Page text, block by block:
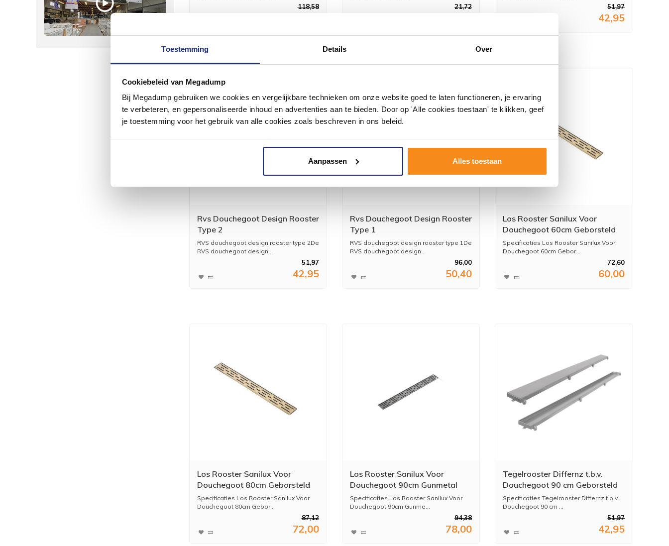
Toestemming Details Over
Cookiebeleid van Megadump
Bij Megadump gebruiken we cookies en vergelijkbare technieken om onze website goed te laten functioneren, je ervaring
te verbeteren, en gepersonaliseerde inhoud en advertenties aan te bieden. Door op 'Alle cookies toestaan' te klikken, geef
je toestemming voor het gebruik van alle cookies zoals beschreven in ons beleid.
Aanpassen Alles toestaan
118,58 21,72 51,97
42,95
Rvs Douchegoot Design Rooster
Type 2
RVS douchegoot design rooster type 2De
RVS douchegoot design...
51,97
42,95
Rvs Douchegoot Design Rooster
Type 1
RVS douchegoot design rooster type 1De
RVS douchegoot design...
96,00
50,40
Los Rooster Sanilux Voor
Douchegoot 60cm Geborsteld
Goud
Specificaties Los Rooster Sanilux Voor
Douchegoot 60cm Gebor...
72,60
60,00
Los Rooster Sanilux Voor
Douchegoot 80cm Geborsteld
Goud
Specificaties Los Rooster Sanilux Voor
Douchegoot 80cm Gebor...
87,12
72,00
Los Rooster Sanilux Voor
Douchegoot 90cm Gunmetal
Specificaties Los Rooster Sanilux Voor
Douchegoot 90cm Gunme...
94,38
78,00
Tegelrooster Differnz t.b.v.
Douchegoot 90 cm Geborsteld
RVS
Specificaties Tegelrooster Differnz t.b.v.
Douchegoot 90 cm ...
51,97
42,95